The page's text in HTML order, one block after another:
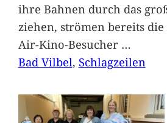
ihre Bahnen durch das
ziehen, strömen bereits die
Air-Kino-Besucher …
Bad Vilbel, Schlagzeilen